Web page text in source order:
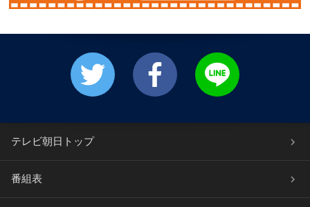
テレビ朝日トップ
番組表